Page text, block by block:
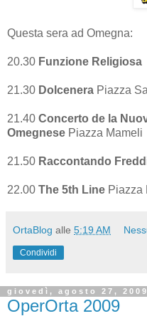
Questa sera ad Omegna:
20.30 Funzione Religiosa
21.30 Dolcenera Piazza
21.40 Concerto de la
Omegnese Piazza Mameli
21.50 Raccontando
22.00 The 5th Line Piazza
OrtaBlog alle 5:19 AM
Condividi
giovedì, agosto 27, 2009
OperOrta 2009